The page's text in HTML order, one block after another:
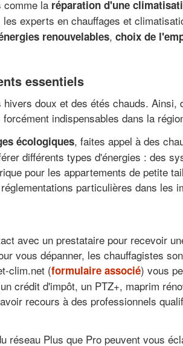
comme la réparation d'une
les experts en chauffages et
renouvelables, choix de
essentiels
doux et des étés chauds.
indispensables dans la
écologiques, faites appel à des
différents types d'énergies : des
pour les appartements de petite
particulières dans les
avec un prestataire pour recevoir
vous dépanner, les chauffagistes
clim.net (formulaire associé) vous
crédit d'impôt, un PTZ+, maprim
recours à des professionnels
Plus que Pro peuvent vous